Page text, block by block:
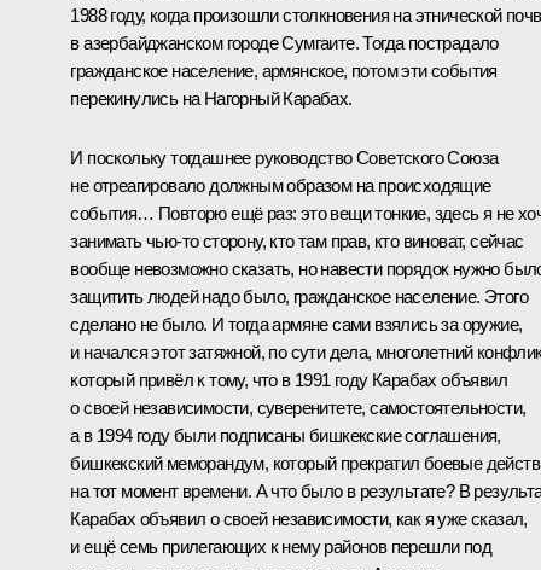
1988 году, когда произошли столкновения на этнической
в азербайджанском городе Сумгаите. Тогда пострадало
гражданское население, армянское, потом эти события
перекинулись на Нагорный Карабах.
И поскольку тогдашнее руководство Советского Союза
не отреагировало должным образом на происходящие
события… Повторю ещё раз: это вещи тонкие, здесь я не
занимать чью-то сторону, кто там прав, кто виноват, сейчас
вообще невозможно сказать, но навести порядок нужно
защитить людей надо было, гражданское население. Этого
сделано не было. И тогда армяне сами взялись за оружие,
и начался этот затяжной, по сути дела, многолетний
который привёл к тому, что в 1991 году Карабах объявил
о своей независимости, суверенитете, самостоятельности,
а в 1994 году были подписаны бишкекские соглашения,
бишкекский меморандум, который прекратил боевые
на тот момент времени. А что было в результате? В
Карабах объявил о своей независимости, как я уже сказал,
и ещё семь прилегающих к нему районов перешли под